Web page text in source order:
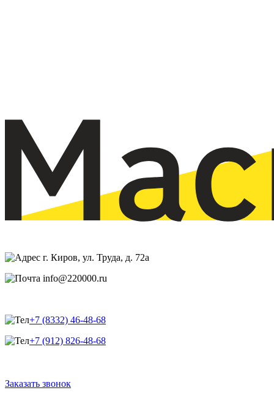
г. Киров, ул. Труда, д. 72а
info@220000.ru
+7 (8332) 46-48-68
+7 (912) 826-48-68
Заказать звонок